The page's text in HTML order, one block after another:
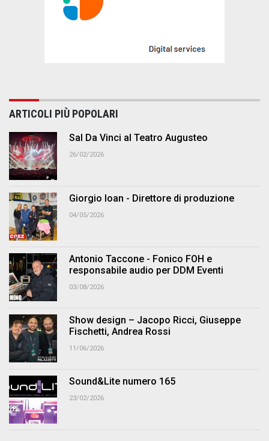
ARTICOLI PIÙ POPOLARI
Sal Da Vinci al Teatro Augusteo
26/02/2026
Giorgio Ioan - Direttore di produzione
04/05/2026
Antonio Taccone - Fonico FOH e
responsabile audio per DDM Eventi
03/08/2026
Show design – Jacopo Ricci, Giuseppe
Fischetti, Andrea Rossi
11/06/2026
Sound&Lite numero 165
23/02/2026